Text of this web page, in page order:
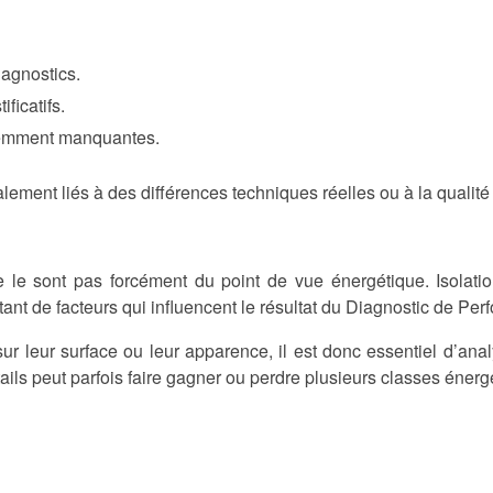
manquantes.
liés à des différences techniques réelles ou à la
sont pas forcément du point de vue énergétique.
de facteurs qui influencent le résultat du Diagnostic de
leur surface ou leur apparence, il est donc essentiel
peut parfois faire gagner ou perdre plusieurs classes